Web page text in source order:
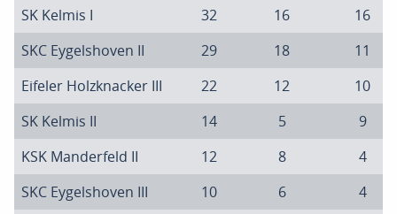
SK Kelmis I
32 16
16
SKC Eygelshoven II
29 18
11
Eifeler Holzknacker III
22 12
10
SK Kelmis II
14 5
9
KSK Manderfeld II
12 8
4
SKC Eygelshoven III
10 6
4